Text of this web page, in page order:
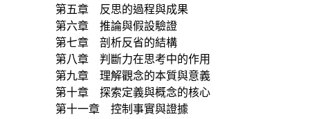
第五章 反思的過程與成果
第六章 推論與假設驗證
第七章 剖析反省的結構
第八章 判斷力在思考中的作用
第九章 理解觀念的本質與意義
第十章 探索定義與概念的核心
第十一章 控制事實與證據